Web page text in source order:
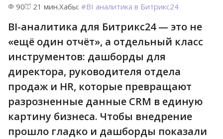
90
21 мин.Хабы: #BI аналитика в Битрикс24
BI-аналитика для Битрикс24 — это не
«ещё один отчёт», а отдельный класс
инструментов: дашборды для
директора, руководителя отдела
продаж и HR, которые превращают
разрозненные данные CRM в единую
картину бизнеса. Чтобы внедрение
прошло гладко и дашборды показали